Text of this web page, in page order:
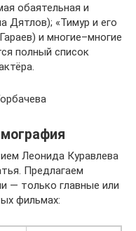
обаятельная и
Дятлов); «Тимур и его
и многие–многие
полный список
Леонида Куравлева
Предлагаем
— только главные или
фильмах: